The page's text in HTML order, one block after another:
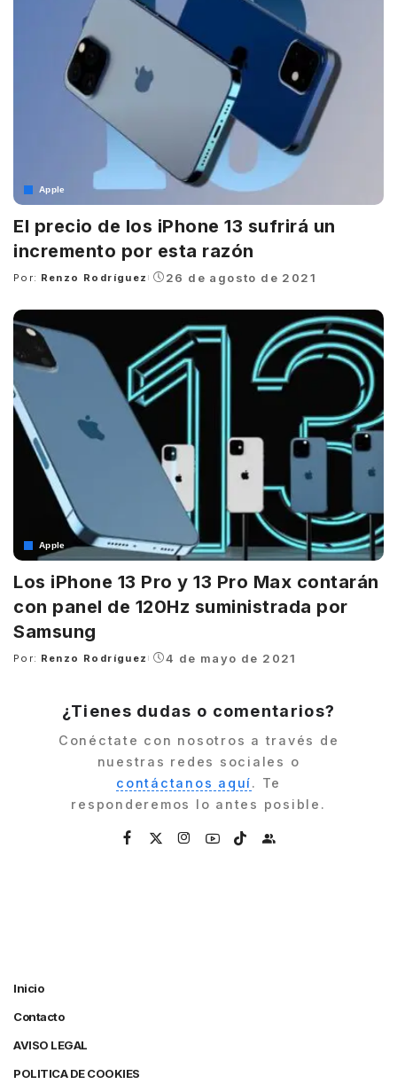
Apple
El precio de los iPhone 13 sufrirá un
incremento por esta razón
Posted
Por: Renzo Rodríguez 26 de agosto de 2021
Apple
Los iPhone 13 Pro y 13 Pro Max contarán
con panel de 120Hz suministrada por
Samsung
Posted
Por: Renzo Rodríguez 4 de mayo de 2021
¿Tienes dudas o comentarios?
Conéctate con nosotros a través de
nuestras redes sociales o
contáctanos aquí. Te
responderemos lo antes posible.
Inicio
Contacto
AVISO LEGAL
POLITICA DE COOKIES